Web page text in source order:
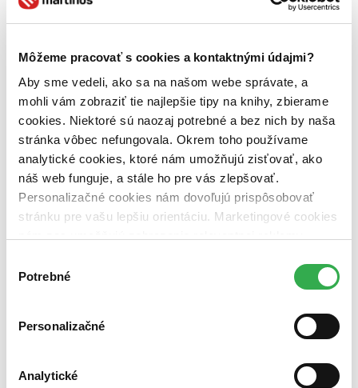
Môžeme pracovať s cookies a kontaktnými údajmi?
Aby sme vedeli, ako sa na našom webe správate, a
mohli vám zobraziť tie najlepšie tipy na knihy, zbierame
cookies. Niektoré sú naozaj potrebné a bez nich by naša
stránka vôbec nefungovala. Okrem toho používame
analytické cookies, ktoré nám umožňujú zisťovať, ako
náš web funguje, a stále ho pre vás zlepšovať.
Personalizačné cookies nám dovoľujú prispôsobovať
stránku pre vašu lepšiu orientáciu. Marketingové cookies
nám pomohlo, keby sme mohli používať všetky tieto
súhlasu
Potrebné
Personalizačné
Analytické
Dostupnosť
predpredaj (0 titulov)predpredaj
dostupná (bez vypredaných) (0 titulov)dostupná (bez
vypredaných)
Nové / čítané
nová (0 titulov)nová
čítaná (0 titulov)čítaná
čítaná - výborný stav (0 titulov)čítaná - výborný stav
čítaná - mierne opotrebovaná (0 titulov)čítaná - mierne
čítané verzie vypredaných kníh (0 titulov)čítané verzie
vypredaných kníh
Bestsellery